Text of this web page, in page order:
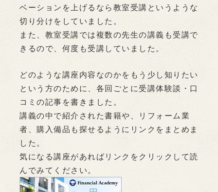
ベーションを上げるなら教室受講というような
切り分けをしていました。
また、教室受講では複数の先生の講義も受講で
きるので、何度も受講していました。
どのような講座内容なのかをもう少し知りたい
という方のために、各回ごとに受講体験談・口
コミの記事を書きました。
講義の中で紹介された書籍や、リフォーム業
者、購入備品も探せるようにリンクをまとめま
した。
気になる講座があればリンクをクリックして読
んでみてください。